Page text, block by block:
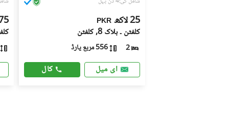
PKR 25 لاکھ
کلفٹن ۔ بلاک 8, کلفٹن
2 556 مربع یارڈ
ای میل کال